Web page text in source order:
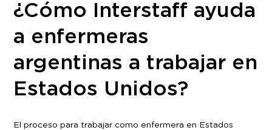
¿Cómo Interstaff ayuda
a enfermeras
argentinas a trabajar en
Estados Unidos?
El proceso para trabajar como enfermera en Estados